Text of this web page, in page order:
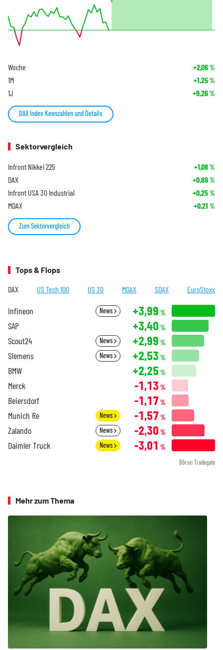
Woche +2,06%
1M +1,25%
1J +9,26%
DAX Index Kennzahlen und Details
Sektorvergleich
Infront Nikkei 225 +1,08%
DAX +0,69%
Infront USA 30 Industrial +0,25%
MDAX +0,21 %
Zum Sektorvergleich
Tops & Flops
DAX US Tech 100 US 30 MDAX SDAX EuroStoxx
Infineon News +3,99 %
SAP +3,40 %
Scout24 News +2,99 %
Siemens News +2,53 %
BMW +2,25 %
Merck -1,13 %
Beiersdorf -1,17 %
Munich Re News -1,57 %
Zalando News -2,30 %
Daimler Truck News -3,01 %
Börse: Tradegate
Mehr zum Thema